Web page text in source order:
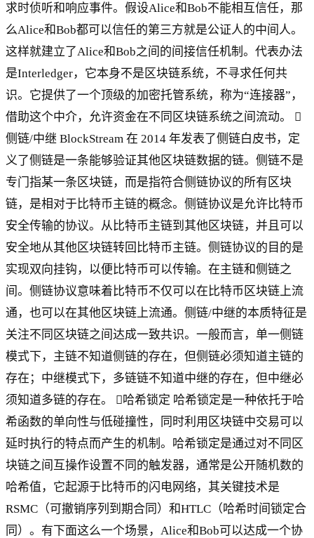
求时侦听和响应事件。假设Alice和Bob不能相互信任，那
么Alice和Bob都可以信任的第三方就是公证人的中间人。
这样就建立了Alice和Bob之间的间接信任机制。代表办法
是Interledger，它本身不是区块链系统，不寻求任何共
识。它提供了一个顶级的加密托管系统，称为“连接器”，
借助这个中介，允许资金在不同区块链系统之间流动。 
侧链/中继 BlockStream 在 2014 年发表了侧链白皮书，定
义了侧链是一条能够验证其他区块链数据的链。侧链不是
专门指某一条区块链，而是指符合侧链协议的所有区块
链，是相对于比特币主链的概念。侧链协议是允许比特币
安全传输的协议。从比特币主链到其他区块链，并且可以
安全地从其他区块链转回比特币主链。侧链协议的目的是
实现双向挂钩，以便比特币可以传输。在主链和侧链之
间。侧链协议意味着比特币不仅可以在比特币区块链上流
通，也可以在其他区块链上流通。侧链/中继的本质特征是
关注不同区块链之间达成一致共识。一般而言，单一侧链
模式下，主链不知道侧链的存在，但侧链必须知道主链的
存在；中继模式下，多链链不知道中继的存在，但中继必
须知道多链的存在。 哈希锁定 哈希锁定是一种依托于哈
希函数的单向性与低碰撞性，同时利用区块链中交易可以
延时执行的特点而产生的机制。哈希锁定是通过对不同区
块链之间互操作设置不同的触发器，通常是公开随机数的
哈希值，它起源于比特币的闪电网络，其关键技术是
RSMC（可撤销序列到期合同）和HTLC（哈希时间锁定合
同）。有下面这么一个场景，Alice和Bob可以达成一个协